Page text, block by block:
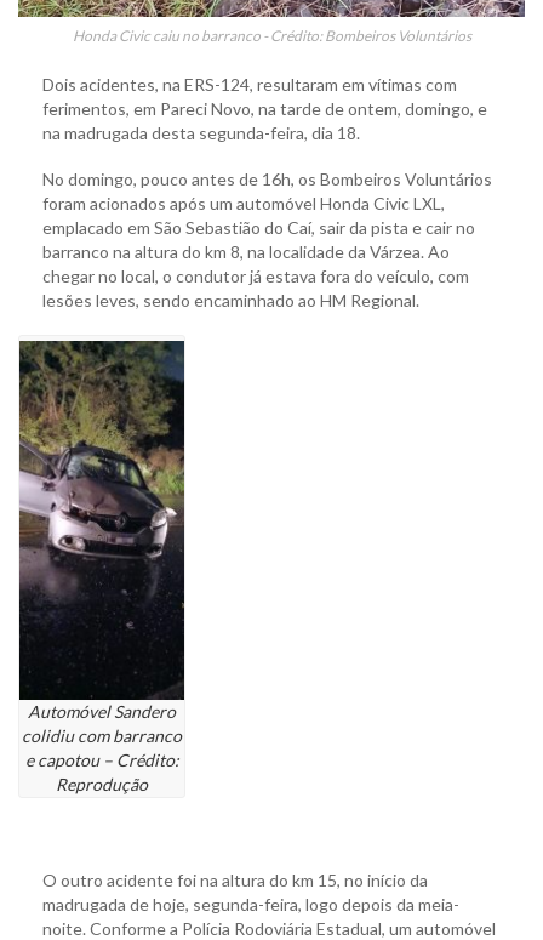
Honda Civic caiu no barranco - Crédito: Bombeiros Voluntários
Dois acidentes, na ERS-124, resultaram em vítimas com
ferimentos, em Pareci Novo, na tarde de ontem, domingo, e
na madrugada desta segunda-feira, dia 18.
No domingo, pouco antes de 16h, os Bombeiros Voluntários
foram acionados após um automóvel Honda Civic LXL,
emplacado em São Sebastião do Caí, sair da pista e cair no
barranco na altura do km 8, na localidade da Várzea. Ao
chegar no local, o condutor já estava fora do veículo, com
lesões leves, sendo encaminhado ao HM Regional.
Automóvel Sandero
colidiu com barranco
e capotou – Crédito:
Reprodução
O outro acidente foi na altura do km 15, no início da
madrugada de hoje, segunda-feira, logo depois da meia-
noite. Conforme a Polícia Rodoviária Estadual, um automóvel